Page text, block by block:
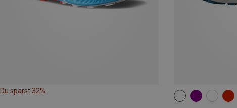
Du sparst 32%